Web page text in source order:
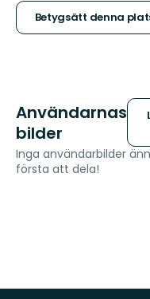
stjärnor
Betygsätt denna
Användarnas
bilder
Inga användarbilder
första att dela!